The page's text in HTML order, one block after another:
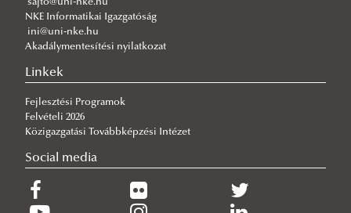
2026/07/27
Hamarosan indul a jelentkezés az egyetemi pótfelvételire
2026/07/27
Tiszolczi Balázs Gergely: A biztonságot nem lehet csupán
tankönyvekből megtanulni
sajto@uni-nke.hu
NKE Informatikai Igazgatóság
ini@uni-nke.hu
Akadálymentesítési nyilatkozat
Linkek
Fejlesztési Programok
Felvételi 2026
Közigazgatási Továbbképzési Intézet
Social media